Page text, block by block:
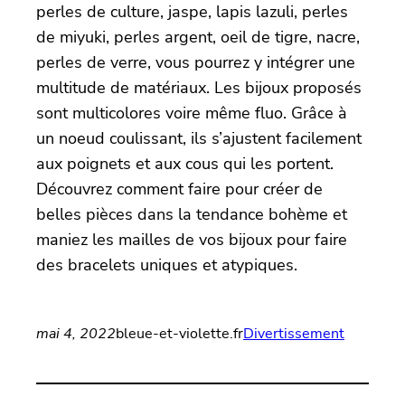
perles de culture, jaspe, lapis lazuli, perles
de miyuki, perles argent, oeil de tigre, nacre,
perles de verre, vous pourrez y intégrer une
multitude de matériaux. Les bijoux proposés
sont multicolores voire même fluo. Grâce à
un noeud coulissant, ils s’ajustent facilement
aux poignets et aux cous qui les portent.
Découvrez comment faire pour créer de
belles pièces dans la tendance bohème et
maniez les mailles de vos bijoux pour faire
des bracelets uniques et atypiques.
mai 4, 2022bleue-et-violette.frDivertissement